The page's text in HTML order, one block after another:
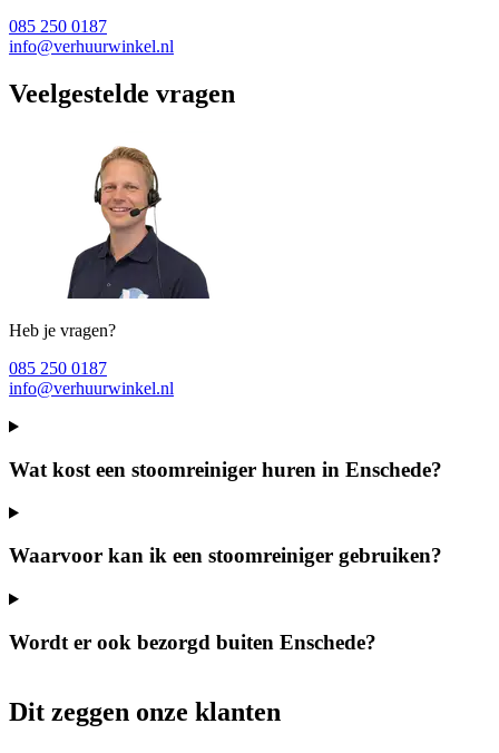
085 250 0187
info@verhuurwinkel.nl
Veelgestelde vragen
Heb je vragen?
085 250 0187
info@verhuurwinkel.nl
Wat kost een stoomreiniger huren in Enschede?
Waarvoor kan ik een stoomreiniger gebruiken?
Wordt er ook bezorgd buiten Enschede?
Dit zeggen onze klanten